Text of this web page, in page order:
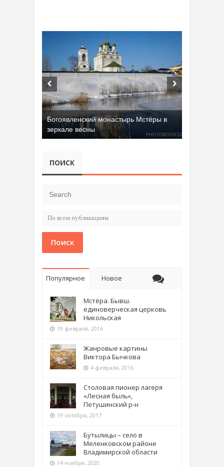
Добрятинский карьер (д. Алферово)
ПОИСК
Поиск
Популярное Новое
Мстёра. Бывш.
единоверческая церковь
Никольская
19 февраля, 2016
Жанровые картины
Виктора Бычкова
4 февраля, 2016
Столовая пионер лагеря
«Лесная быль»,
Петушинский р-н
19 октября, 2017
Бутылицы – село в
Меленковском районе
Владимирской области
14 ноября, 2020